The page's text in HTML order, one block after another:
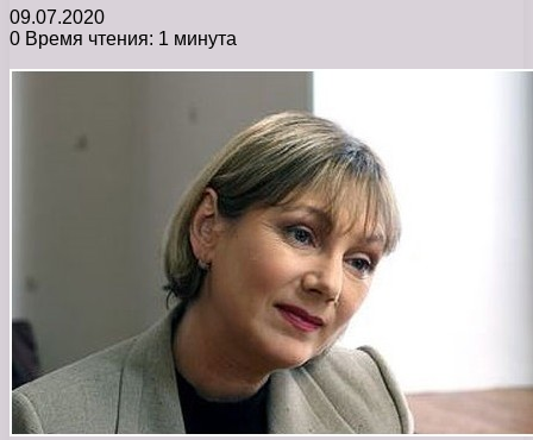
09.07.2020
0 Время чтения: 1 минута